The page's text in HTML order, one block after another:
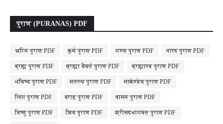
पुराण (PURANAS) PDF
अग्नि पुराण PDF कूर्म पुराण PDF गरुण पुराण PDF नारद पुराण PDF
ब्रह्म पुराण PDF ब्रह्मा वैवर्त पुराण PDF ब्रह्माण्ड पुराण PDF
भविष्य पुराण PDF मतस्य पुराण PDF मार्कण्डेय पुराण PDF
लिंग पुराण PDF वराह पुराण PDF वामन पुराण PDF
विष्णु पुराण PDF शिव पुराण PDF श्रीमदभागवत पुराण PDF